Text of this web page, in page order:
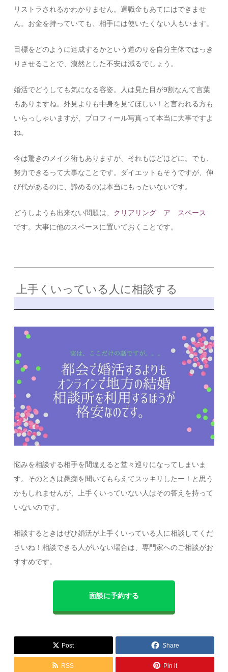
リストラされるかわかりません。退職金もあてにはできませ
ん。お金を持っていても、相手には使いたくない人もいます。
目標をどのように達成するかという道のりを自分主体ではっき
りさせることで、漠然とした不安は減るでしょう。
婚活でどうしても気になる容姿。人は見た目が9割なんて言葉
もありますね。外見よりも中身を見てほしい！と言われる方も
いらっしゃいますが、プロフィール写真って本当に大事ですよ
ね。
今は驚きのメイク術もありますが、それもほどほどに。でも、
努力できるって大事なことです。ダイエットもそうですが、伸
び代があるのに、諦めるのは本当にもったいないです。
どうしようも出来ない問題は、 クリアリング ア スペース
です。大事に他のスペースに置いておくことです。
上手くいっている人に相談する
悩みを相談する相手を間違えると堂々巡りになってしまいま
す。そのときは愚痴を聞いてもらえてスッキリしたー！と思う
かもしれませんが、上手くいっていない人はその答えを持って
いないのです。
相談するときはぜひ婚活が上手くいっている人に相談してくだ
さいね！相談できる人がいない場合は、専門家へのご相談がお
すすめです。
面談に予約する
Post Share
RSS Pin it